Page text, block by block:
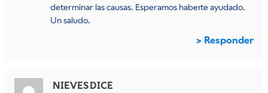
determinar las causas. Esperamos haberte ayudado.
Un saludo.
Responder
NIEVES DICE